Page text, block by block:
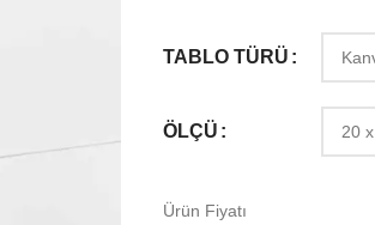
TABLO TÜRÜ
ÖLÇÜ
Ürün Fiyatı